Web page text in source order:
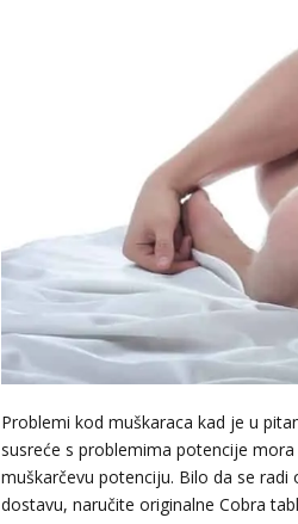
Problemi kod muškaraca kad je u
susreće s problemima potencije
muškarčevu potenciju. Bilo da se
dostavu, naručite originalne Cobra